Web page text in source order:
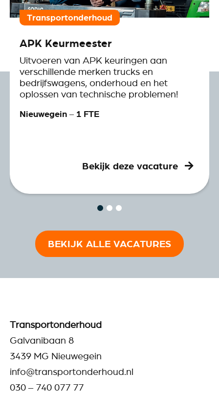
APK Keurmeester
Uitvoeren van APK keuringen aan
verschillende merken trucks en
bedrijfswagens, onderhoud en het
oplossen van technische problemen!
Nieuwegein – 1 FTE
Bekijk deze vacature
Transportonderhoud
BEKIJK ALLE VACATURES
Transportonderhoud
Galvanibaan 8
3439 MG Nieuwegein
info@transportonderhoud.nl
030 – 740 077 77